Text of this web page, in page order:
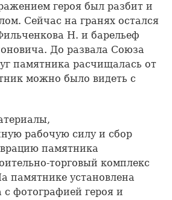
героя был разбит и
Сейчас на гранях остался
Н. и барельеф
До развала Союза
памятника расчищалась от
можно было видеть с
рабочую силу и сбор
памятника
торговый комплекс
памятнике установлена
с фотографией героя и